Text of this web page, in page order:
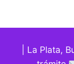
| La Plata,